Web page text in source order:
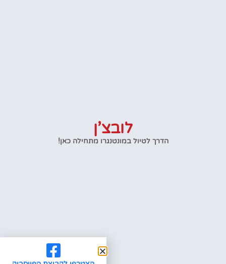
לובצ’ן
הדרך לטיול במונטנגרו מתחילה כאן!